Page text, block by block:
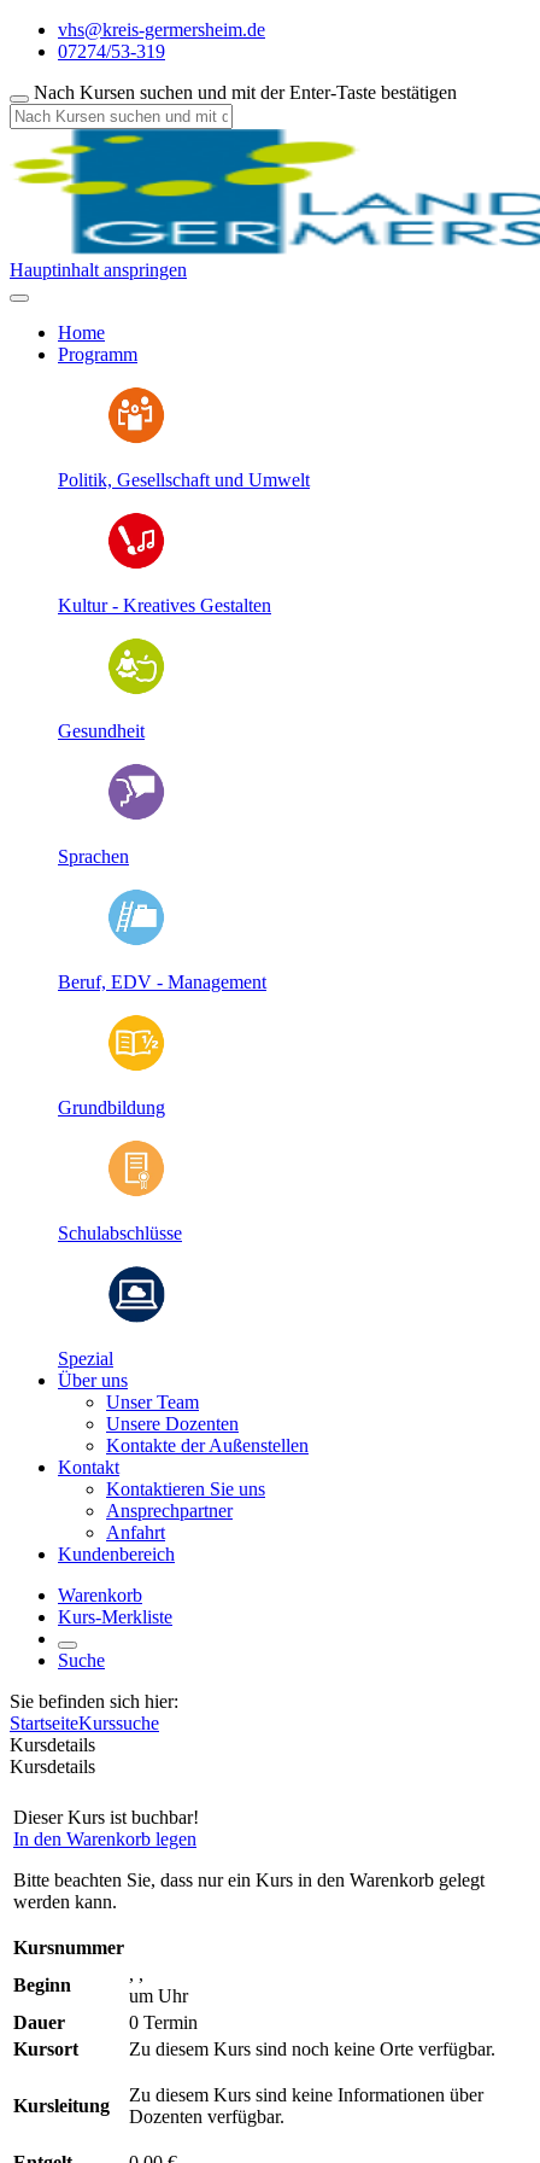
vhs@kreis-germersheim.de
07274/53-319
Nach Kursen suchen und mit der Enter-Taste bestätigen
Hauptinhalt anspringen
Home
Programm
Politik, Gesellschaft und Umwelt
Kultur - Kreatives Gestalten
Gesundheit
Sprachen
Beruf, EDV - Management
Grundbildung
Schulabschlüsse
Spezial
Über uns
Unser Team
Unsere Dozenten
Kontakte der Außenstellen
Kontakt
Kontaktieren Sie uns
Ansprechpartner
Anfahrt
Kundenbereich
Warenkorb
Kurs-Merkliste
Suche
Sie befinden sich hier:
StartseiteKurssuche
Kursdetails
Kursdetails
Dieser Kurs ist buchbar!
In den Warenkorb legen
Bitte beachten Sie, dass nur ein Kurs in den Warenkorb gelegt
werden kann.
Kursnummer
Beginn
, ,
um Uhr
Dauer
0 Termin
Kursort
Zu diesem Kurs sind noch keine Orte verfügbar.
Kursleitung
Zu diesem Kurs sind keine Informationen über
Dozenten verfügbar.